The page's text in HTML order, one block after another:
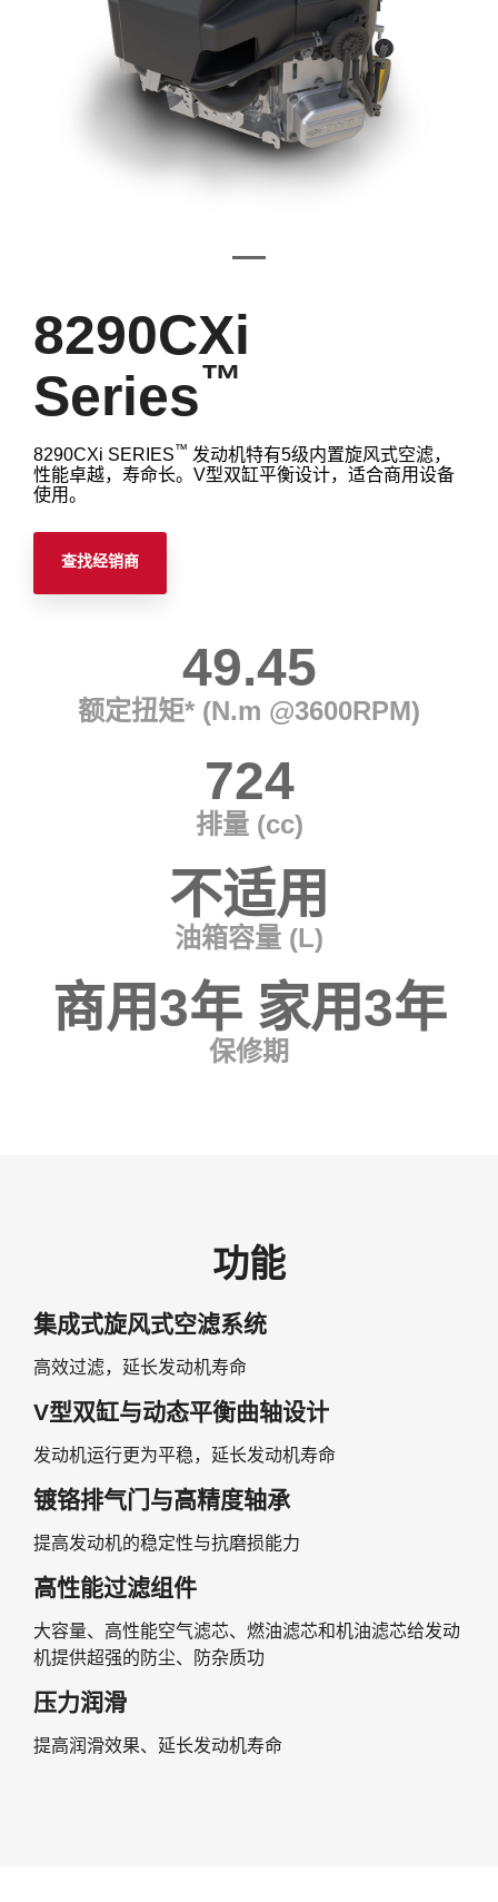
8290CXi
Series™
8290CXi SERIES™ 发动机特有5级内置旋风式空滤，
性能卓越，寿命长。V型双缸平衡设计，适合商用设备
使用。
查找经销商
额定扭矩* (N.m @3600RPM)
49.45
排量 (cc)
724
油箱容量 (L)
不适用
保修期
商用3年 家用3年
功能
集成式旋风式空滤系统
高效过滤，延长发动机寿命
V型双缸与动态平衡曲轴设计
发动机运行更为平稳，延长发动机寿命
镀铬排气门与高精度轴承
提高发动机的稳定性与抗磨损能力
高性能过滤组件
大容量、高性能空气滤芯、燃油滤芯和机油滤芯给发动
机提供超强的防尘、防杂质功
压力润滑
提高润滑效果、延长发动机寿命